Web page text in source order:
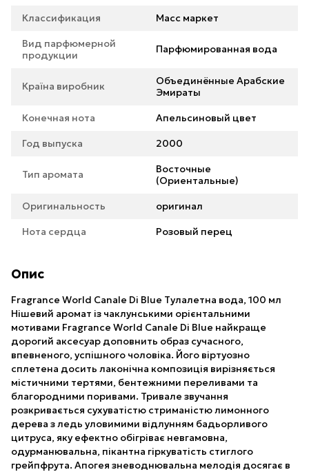
Классификация Масс маркет
Вид парфюмерной
продукции
Парфюмированная вода
Країна виробник
Объединённые Арабские
Эмираты
Конечная нота Апельсиновый цвет
Год выпуска 2000
Тип аромата
Восточные
(Ориентальные)
Оригинальность оригинал
Нота сердца Розовый перец
Опис
Fragrance World Canale Di Blue Тулалетна вода, 100 мл
Нішевий аромат із чаклунськими орієнтальними
мотивами Fragrance World Canale Di Blue найкраще
дорогий аксесуар доповнить образ сучасного,
впевненого, успішного чоловіка. Його віртуозно
сплетена досить лаконічна композиція вирізняється
містичними тертями, бентежними переливами та
благородними поривами. Тривале звучання
розкривається сухуватістю стриманістю лимонного
дерева з ледь уловимими відлунням бадьорливого
цитруса, яку ефектно обігріває невгамовна,
одурманювальна, пікантна гіркуватість стиглого
грейпфрута. Апогея зневоднювальна мелодія досягає в